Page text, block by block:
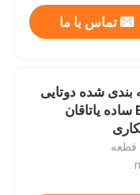
تماس با ما
بندی شده دوتایی
Bearig Bushing ساده یاتاقان